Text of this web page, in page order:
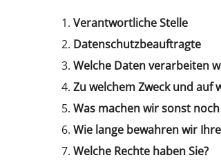
Verantwortliche Stelle
Datenschutzbeauftragte
Welche Daten verarbeiten
Zu welchem Zweck und auf
Was machen wir sonst
Wie lange bewahren wir
Welche Rechte haben Sie?